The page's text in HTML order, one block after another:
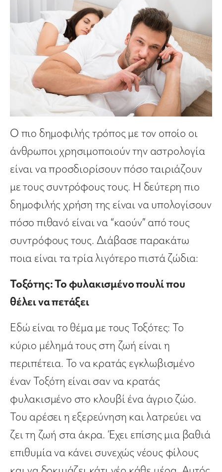
Ο πιο δημοφιλής τρόπος με τον οποίο οι
άνθρωποι χρησιμοποιούν την αστρολογία
είναι να προσδιορίσουν πόσο ταιριάζουν
με τους συντρόφους τους. Η δεύτερη πιο
δημοφιλής χρήση της είναι να υπολογίσουν
πόσο πιθανό είναι να “καούν” από τους
συντρόφους τους. Διάβασε παρακάτω
ποια είναι τα τρία λιγότερο πιστά ζώδια:
Τοξότης: Το φυλακισμένο πουλί που
θέλει να πετάξει
Εδώ είναι το θέμα με τους Τοξότες: Το
κύριο μέλημά τους στη ζωή είναι η
περιπέτεια. Το να κρατάς εγκλωβισμένο
έναν Τοξότη είναι σαν να κρατάς
φυλακισμένο στο κλουβί ένα άγριο ζώο.
Του αρέσει η εξερεύνηση και λατρεύει να
ζει τη ζωή στα άκρα. Έχει επίσης μια βαθιά
επιθυμία να κάνει συνεχώς νέους φίλους